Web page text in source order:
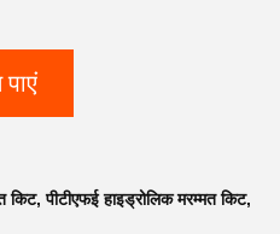
किट,पीटीएफई हाइड्रोलिक मरम्मत किट,